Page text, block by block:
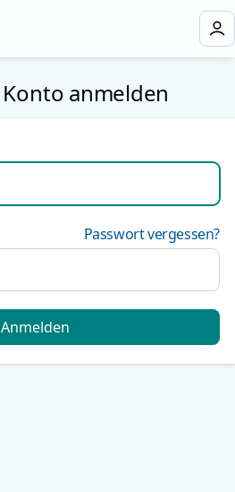
anmelden
Passwort vergessen?
Anmelden